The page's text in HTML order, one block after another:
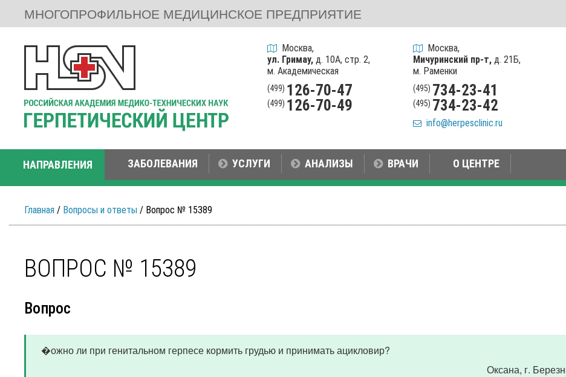
МНОГОПРОФИЛЬНОЕ МЕДИЦИНСКОЕ ПРЕДПРИЯТИЕ
Москва,
ул. Гримау,д. 10А, стр. 2,
м. Академическая
(499) 126-70-47
(499) 126-70-49
Москва,
Мичуринский пр-т, д. 21Б,
м. Раменки
(495) 734-23-41
(495) 734-23-42
info@herpesclinic.ru
НАПРАВЛЕНИЯ ЗАБОЛЕВАНИЯ УСЛУГИ АНАЛИЗЫ ВРАЧИ О ЦЕНТРЕ
Главная / Вопросы и ответы / Вопрос № 15389
ВОПРОС № 15389
Вопрос
�ожно ли при генитальном герпесе кормить грудью и принимать ацикловир?
Оксана, г.